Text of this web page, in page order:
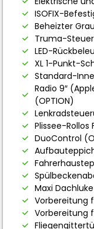
ISOFIX-
Beheizter
Truma-
LED-
XL 1-Punkt-
Standard-
Radio 9″
(OPTION)
Plissee-Rollos
DuoControl
Maxi
Vorbereitung
Vorbereitung